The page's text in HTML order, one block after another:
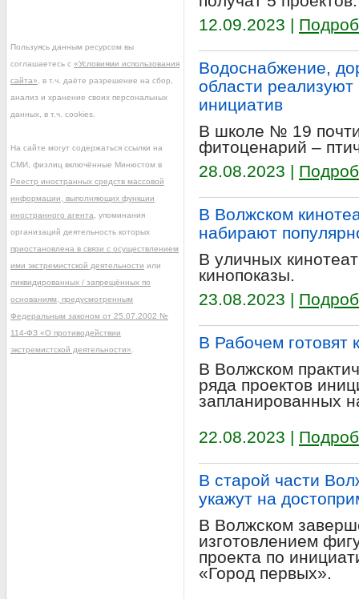
12.09.2023 |
Водоснабжение,
области
инициатив
В школе № 19
фитоценарий –
28.08.2023 |
В Волжском
набирают
В уличных
кинопоказы.
23.08.2023 |
В Рабочем готовят
В Волжском
ряда проектов
запланированных
22.08.2023 |
В старой части
укажут на
В Волжском
изготовлением
проекта по
«Город первых».
Пользуясь данным ресурсом вы
соглашаетесь с «Условиями использования
сайта» , в т.ч. даёте разрешение на сбор,
анализ и хранение своих персональных
данных, в т.ч. cookies.
На сайте могут содержаться ссылки на
СМИ, физлиц включённые Минюстом в
Реестр иностранных средств массовой
информации, выполняющих функции
иностранного агента , упоминания
организаций деятельность которых
приостановлена в связи с осуществлением
ими экстремистской деятельности или
ликвидированных / запрещённых по
основаниям, предусмотренным
Федеральным законом от 25.07.2002 №
114-ФЗ «О противодействии
экстремистской деятельности»